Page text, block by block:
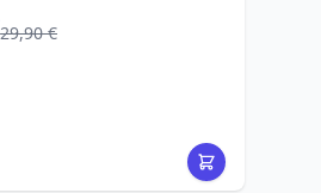
29,90 €